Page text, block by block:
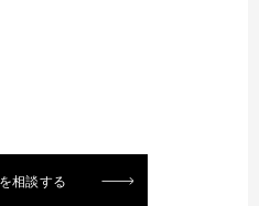
相談する